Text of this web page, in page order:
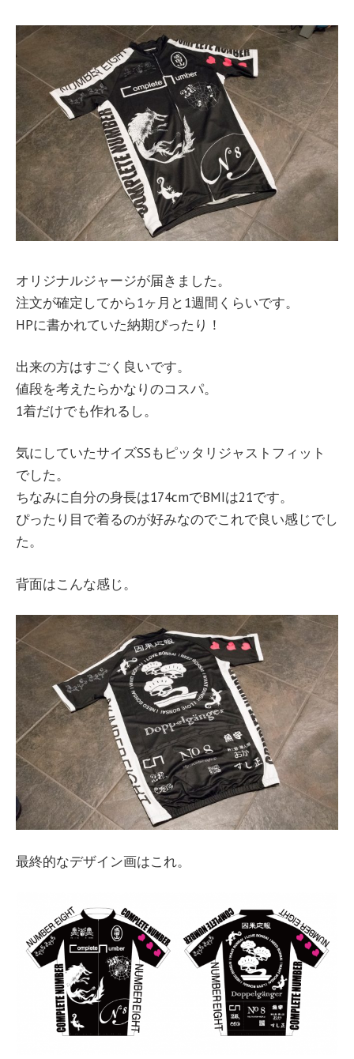
オリジナルジャージが届きました。
注文が確定してから1ヶ月と1週間くらいです。
HPに書かれていた納期ぴったり！
出来の方はすごく良いです。
値段を考えたらかなりのコスパ。
1着だけでも作れるし。
気にしていたサイズSSもピッタリジャストフィット
でした。
ちなみに自分の身長は174cmでBMIは21です。
ぴったり目で着るのが好みなのでこれで良い感じでし
た。
背面はこんな感じ。
最終的なデザイン画はこれ。